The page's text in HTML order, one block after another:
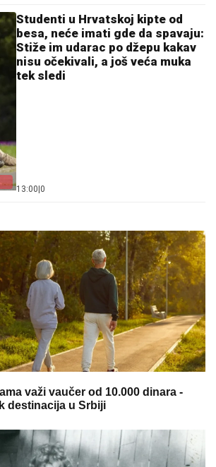
Studenti u Hrvatskoj kipte od
besa, neće imati gde da spavaju:
Stiže im udarac po džepu kakav
nisu očekivali, a još veća muka
tek sledi
13:00 0
važi vaučer od 10.000 dinara -
destinacija u Srbiji